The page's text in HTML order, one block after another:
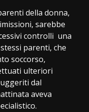
della donna,
sarebbe
controlli una
parenti, che
soccorso,
ulteriori
dal
aveva